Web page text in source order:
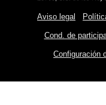
Aviso legal
Cond. de
Configuración